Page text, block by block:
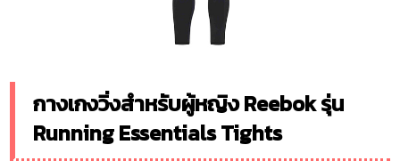
กางเกงวิ่งสำหรับผู้หญิง Reebok รุ่น
Running Essentials Tights